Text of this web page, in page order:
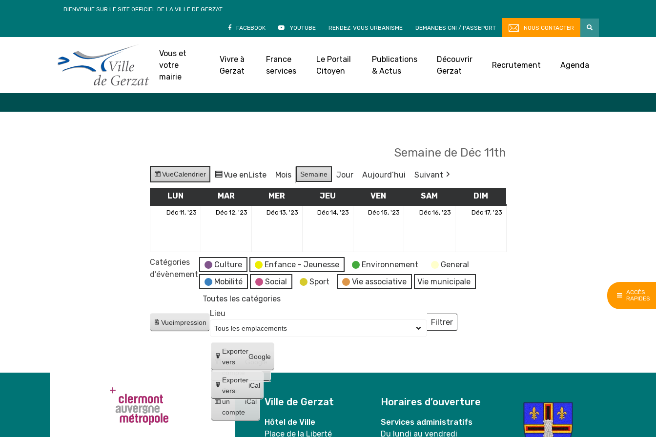
ACCÈS
RAPIDES
BIENVENUE SUR LE SITE OFFICIEL DE LA VILLE DE GERZAT
FACEBOOK YOUTUBE RENDEZ-VOUS URBANISME DEMANDES CNI / PASSEPORT NOUS CONTACTER
Vous et
votre
mairie
Vivre à
Gerzat
France
services
Le Portail
Citoyen
Publications
& Actus
Découvrir
Gerzat
Recrutement Agenda
Accueil»Agenda
Semaine de Déc 11th
VueCalendrier Vue enListe Mois Semaine Jour Aujourd’hui Suivant
LUN MARMARDI MER MERCREDIJEU VEN VENDREDISAM DIM
Déc 11, '23 Déc 12, '23 Déc 13, '23 Déc 14, '23 Déc 15, '23 Déc 16, '23 Déc 17, '23
Catégories
d’évènement
Culture Enfance - Jeunesse Environnement
General
Mobilité
Social Sport Vie associative
Vie municipale
Toutes les catégories
Vueimpression
Créer
un
compte
Google
Créer
un
compte
iCal
Exporter
vers
Google
Exporter
vers
iCal
Lieu
Filtrer
Lieux
Ville de Gerzat
Hôtel de Ville
Place de la Liberté
Horaires d’ouverture
Services administratifs
Du lundi au vendredi